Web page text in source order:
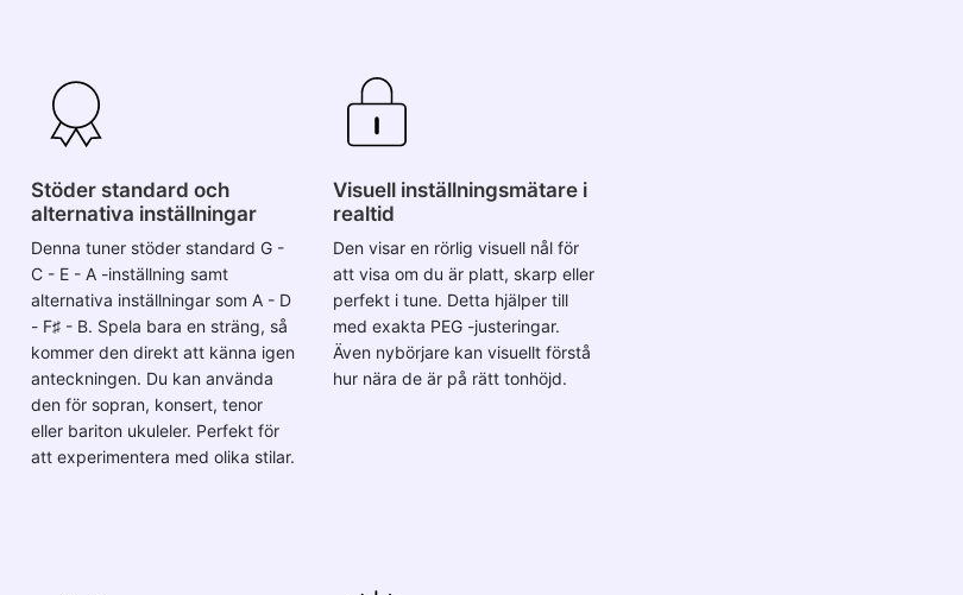
Stöder standard och
alternativa inställningar
Denna tuner stöder standard G -
C - E - A -inställning samt
alternativa inställningar som A - D
- F♯ - B. Spela bara en sträng, så
kommer den direkt att känna igen
anteckningen. Du kan använda
den för sopran, konsert, tenor
eller bariton ukuleler. Perfekt för
att experimentera med olika stilar.
Visuell inställningsmätare i
realtid
Den visar en rörlig visuell nål för
att visa om du är platt, skarp eller
perfekt i tune. Detta hjälper till
med exakta PEG -justeringar.
Även nybörjare kan visuellt förstå
hur nära de är på rätt tonhöjd.